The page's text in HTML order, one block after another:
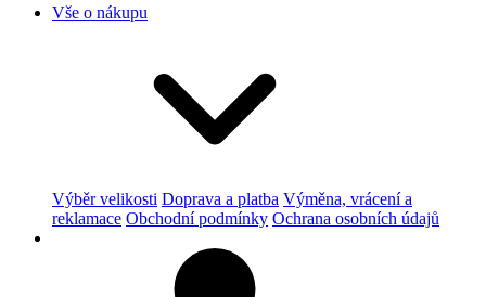
Vše o nákupu
Výběr velikosti Doprava a platba Výměna, vrácení a
reklamace Obchodní podmínky Ochrana osobních údajů